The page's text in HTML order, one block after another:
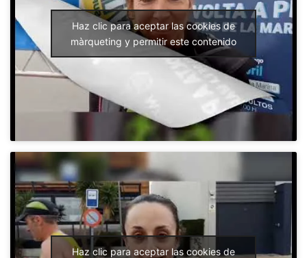
Haz clic para aceptar las cookies de
màrqueting y permitir este contenido
Haz clic para aceptar las cookies de